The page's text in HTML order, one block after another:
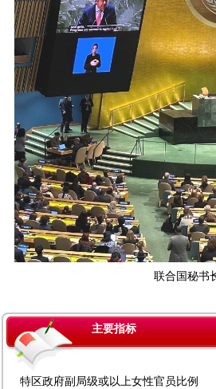
联合国秘书
主要指标
特区政府副局级或以上女性官员比例